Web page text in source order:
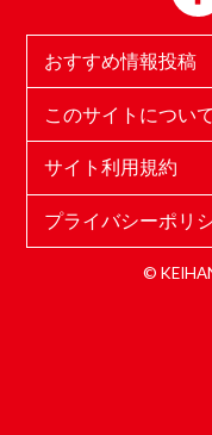
おすすめ情報投稿
このサイトについて
サイト利用規約
プライバシーポリ
©